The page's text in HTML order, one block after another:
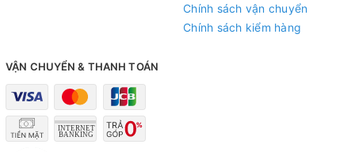
chơi tốt sub kép coil 125 130, sub đơn coil 152 đánh ok
sử dụng nguồn xuyến có thể đánh vào khoảng điện yếu chập
chờn mà ko lo chập cháy.
---------------------------------------------------------------------
-----
Chính sách vận chuyển
Chính sách kiểm hàng
VẬN CHUYỂN & THANH TOÁN